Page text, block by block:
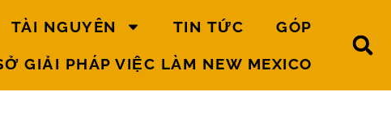
TÀI NGUYÊN TIN TỨC GÓP
GIẢI PHÁP VIỆC LÀM NEW MEXICO